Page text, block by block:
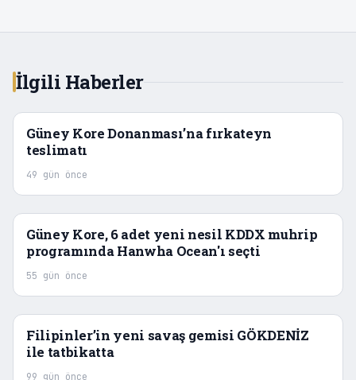
İlgili Haberler
Güney Kore Donanması’na fırkateyn
teslimatı
49 gün önce
Güney Kore, 6 adet yeni nesil KDDX muhrip
programında Hanwha Ocean'ı seçti
55 gün önce
Filipinler’in yeni savaş gemisi GÖKDENİZ
ile tatbikatta
99 gün önce